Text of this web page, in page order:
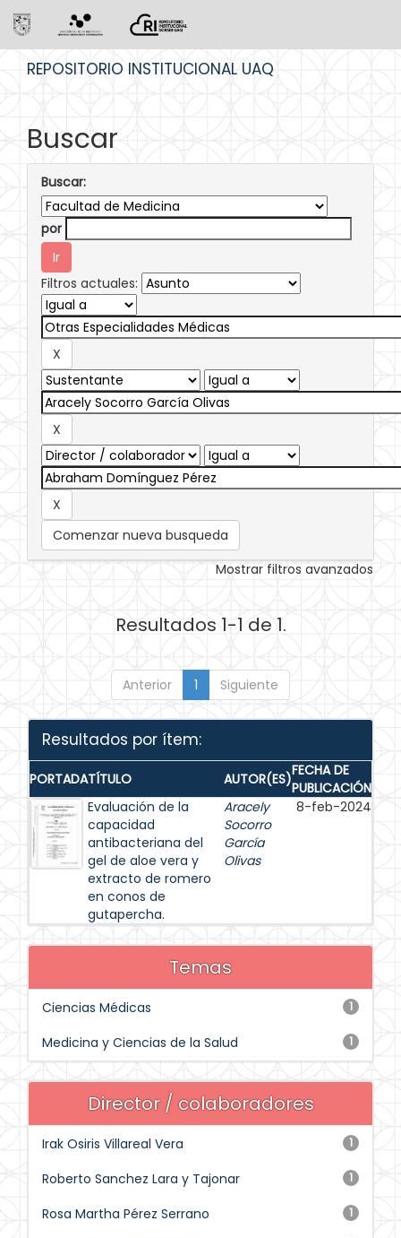
REPOSITORIO INSTITUCIONAL UAQ
Buscar
Buscar:
por
Filtros actuales:
Comenzar nueva busqueda
Mostrar filtros avanzados
Resultados 1-1 de 1.
Anterior 1 Siguiente
Resultados por ítem:
PORTADATÍTULO AUTOR(ES)FECHA DE
PUBLICACIÓN
Evaluación de la
capacidad
antibacteriana del
gel de aloe vera y
extracto de romero
en conos de
gutapercha.
Aracely
Socorro
García
Olivas
8-feb-2024
Temas
1
Ciencias Médicas
1
Medicina y Ciencias de la Salud
Director / colaboradores
1
Irak Osiris Villareal Vera
1
Roberto Sanchez Lara y Tajonar
1
Rosa Martha Pérez Serrano